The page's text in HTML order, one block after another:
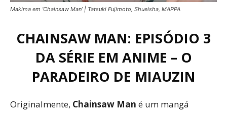
Makima em ‘Chainsaw Man’ | Tatsuki Fujimoto, Shueisha, MAPPA
CHAINSAW MAN: EPISÓDIO 3
DA SÉRIE EM ANIME – O
PARADEIRO DE MIAUZIN
Originalmente, Chainsaw Man é um mangá